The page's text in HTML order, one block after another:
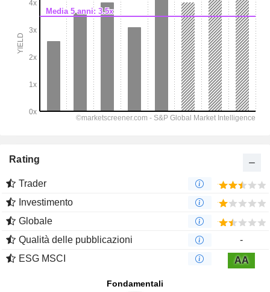
Rating
Trader
Investimento
Globale
Qualità delle pubblicazioni
-
ESG MSCI
AA